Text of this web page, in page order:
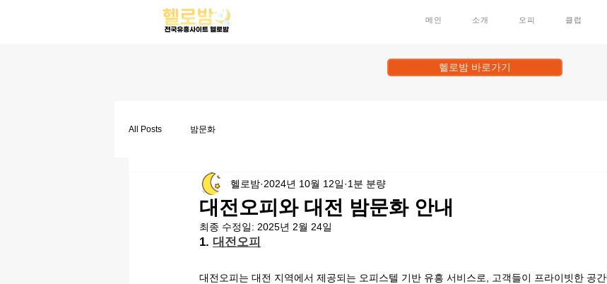
메인 소개 오피 클럽
헬로밤 바로가기
All Posts 밤문화
대전오피와 대전 밤문화 안내
헬로밤 2024년 10월 12일 1분 분량
최종 수정일: 2025년 2월 24일
1. 대전오피
대전오피는 대전 지역에서 제공되는 오피스텔 기반 유흥 서비스로, 고객들이 프라이빗한 공